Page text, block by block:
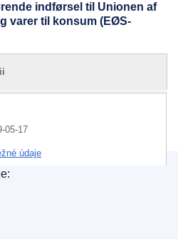
indførsel til Unionen af
varer til konsum (EØS-
05-17
údaje
05-17
Európskej únie